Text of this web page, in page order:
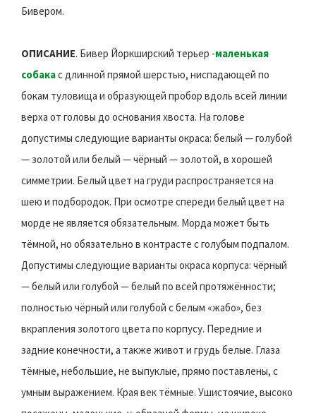
Бивером.
ОПИСАНИЕ. Бивер Йоркширский терьер -маленькая
собакас длинной прямой шерстью, ниспадающей по
бокам туловища и образующей пробор вдоль всей линии
верха от головы до основания хвоста. На голове
допустимы следующие варианты окраса: белый — голубой
— золотой или белый — чёрный — золотой, в хорошей
симметрии. Белый цвет на груди распространяется на
шею и подбородок. При осмотре спереди белый цвет на
морде не является обязательным. Морда может быть
тёмной, но обязательно в контрасте с голубым подпалом.
Допустимы следующие варианты окраса корпуса: чёрный
— белый или голубой — белый по всей протяжённости;
полностью чёрный или голубой с белым «жабо», без
вкрапления золотого цвета по корпусу. Передние и
задние конечности, а также живот и грудь белые. Глаза
тёмные, небольшие, не выпуклые, прямо поставлены, с
умным выражением. Края век тёмные. Ушистоячие, высоко